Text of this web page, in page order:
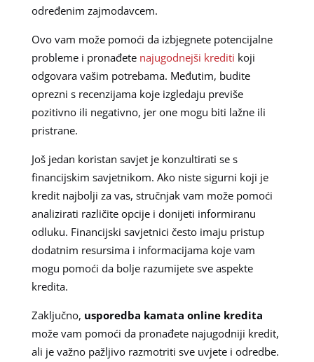
određenim zajmodavcem.
Ovo vam može pomoći da izbjegnete potencijalne
probleme i pronađete najugodnejši krediti koji
odgovara vašim potrebama. Međutim, budite
oprezni s recenzijama koje izgledaju previše
pozitivno ili negativno, jer one mogu biti lažne ili
pristrane.
Još jedan koristan savjet je konzultirati se s
financijskim savjetnikom. Ako niste sigurni koji je
kredit najbolji za vas, stručnjak vam može pomoći
analizirati različite opcije i donijeti informiranu
odluku. Financijski savjetnici često imaju pristup
dodatnim resursima i informacijama koje vam
mogu pomoći da bolje razumijete sve aspekte
kredita.
Zaključno, usporedba kamata online kredita
može vam pomoći da pronađete najugodniji kredit,
ali je važno pažljivo razmotriti sve uvjete i odredbe.